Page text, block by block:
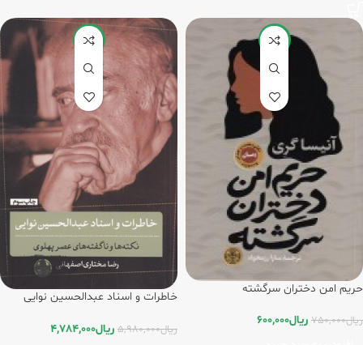
-20%
حریم امن دختران سرگشته
ریال750,000 ریال600,000
-20%
خاطرات و اسناد عبدالحسین نوایی
ریال5,980,000 ریال4,784,000